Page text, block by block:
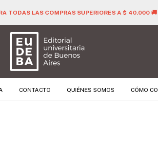
TODAS LAS COMPRAS SUPERIORES A $ 40.000 🚚
CONTACTO QUIÉNES SOMOS CÓMO